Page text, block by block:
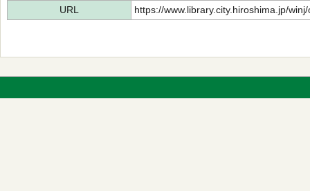
URL
https://www.library.city.hiroshima.jp/